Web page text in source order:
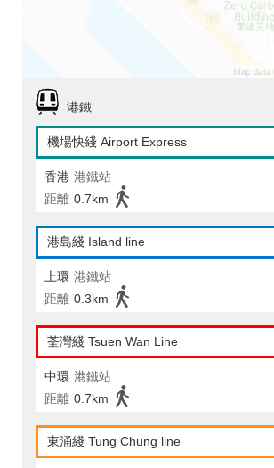
港鐵
機場快綫 Airport Express
香港 港鐵站
距離 0.7km
港島綫 Island line
上環 港鐵站
距離 0.3km
荃灣綫 Tsuen Wan Line
中環 港鐵站
距離 0.7km
東涌綫 Tung Chung line